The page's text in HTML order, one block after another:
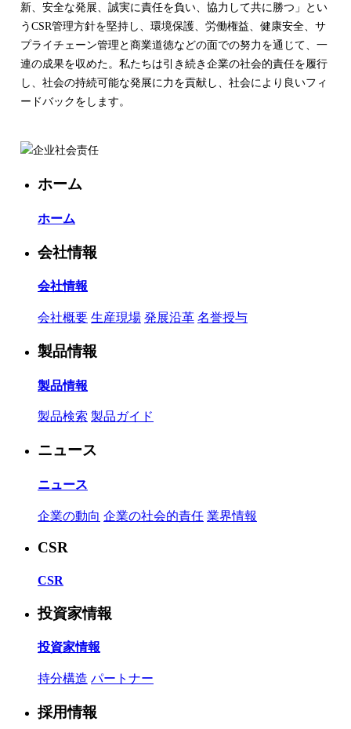
新、安全な発展、誠実に責任を負い、協力して共に勝つ」とい
うCSR管理方針を堅持し、環境保護、労働権益、健康安全、サ
プライチェーン管理と商業道徳などの面での努力を通じて、一
連の成果を収めた。私たちは引き続き企業の社会的責任を履行
し、社会の持続可能な発展に力を貢献し、社会により良いフィ
ードバックをします。
ホーム
ホーム
会社情報
会社情報
会社概要 生産現場 発展沿革 名誉授与
製品情報
製品情報
製品検索 製品ガイド
ニュース
ニュース
企業の動向 企業の社会的責任 業界情報
CSR
CSR
投資家情報
投資家情報
持分構造 パートナー
採用情報